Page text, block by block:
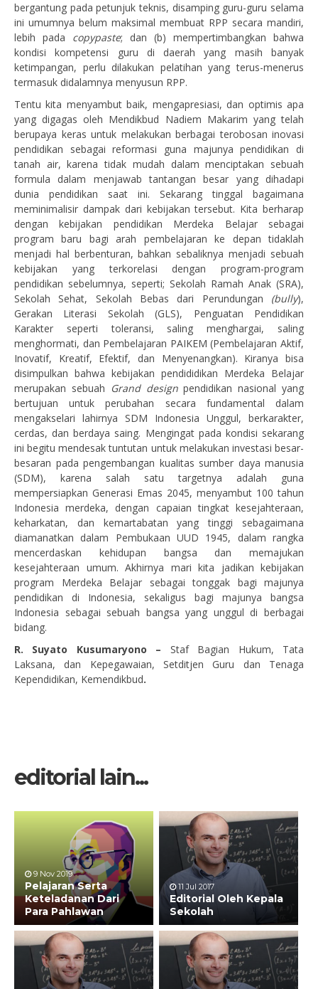
bergantung pada petunjuk teknis, disamping guru-guru selama
ini umumnya belum maksimal membuat RPP secara mandiri,
lebih pada copypaste; dan (b) mempertimbangkan bahwa
kondisi kompetensi guru di daerah yang masih banyak
ketimpangan, perlu dilakukan pelatihan yang terus-menerus
termasuk didalamnya menyusun RPP.
Tentu kita menyambut baik, mengapresiasi, dan optimis apa
yang digagas oleh Mendikbud Nadiem Makarim yang telah
berupaya keras untuk melakukan berbagai terobosan inovasi
pendidikan sebagai reformasi guna majunya pendidikan di
tanah air, karena tidak mudah dalam menciptakan sebuah
formula dalam menjawab tantangan besar yang dihadapi
dunia pendidikan saat ini. Sekarang tinggal bagaimana
meminimalisir dampak dari kebijakan tersebut. Kita berharap
dengan kebijakan pendidikan Merdeka Belajar sebagai
program baru bagi arah pembelajaran ke depan tidaklah
menjadi hal berbenturan, bahkan sebaliknya menjadi sebuah
kebijakan yang terkorelasi dengan program-program
pendidikan sebelumnya, seperti; Sekolah Ramah Anak (SRA),
Sekolah Sehat, Sekolah Bebas dari Perundungan (bully),
Gerakan Literasi Sekolah (GLS), Penguatan Pendidikan
Karakter seperti toleransi, saling menghargai, saling
menghormati, dan Pembelajaran PAIKEM (Pembelajaran Aktif,
Inovatif, Kreatif, Efektif, dan Menyenangkan). Kiranya bisa
disimpulkan bahwa kebijakan pendididikan Merdeka Belajar
merupakan sebuah Grand designpendidikan nasional yang
bertujuan untuk perubahan secara fundamental dalam
mengakselari lahirnya SDM Indonesia Unggul, berkarakter,
cerdas, dan berdaya saing. Mengingat pada kondisi sekarang
ini begitu mendesak tuntutan untuk melakukan investasi besar-
besaran pada pengembangan kualitas sumber daya manusia
(SDM), karena salah satu targetnya adalah guna
mempersiapkan Generasi Emas 2045, menyambut 100 tahun
Indonesia merdeka, dengan capaian tingkat kesejahteraan,
keharkatan, dan kemartabatan yang tinggi sebagaimana
diamanatkan dalam Pembukaan UUD 1945, dalam rangka
mencerdaskan kehidupan bangsa dan memajukan
kesejahteraan umum. Akhirnya mari kita jadikan kebijakan
program Merdeka Belajar sebagai tonggak bagi majunya
pendidikan di Indonesia, sekaligus bagi majunya bangsa
Indonesia sebagai sebuah bangsa yang unggul di berbagai
bidang.
R. Suyato Kusumaryono – Staf Bagian Hukum, Tata
Laksana, dan Kepegawaian, Setditjen Guru dan Tenaga
Kependidikan, Kemendikbud.
editorial lain...
9 Nov 2019
Pelajaran Serta
Keteladanan Dari
Para Pahlawan
11 Jul 2017
Editorial Oleh Kepala
Sekolah